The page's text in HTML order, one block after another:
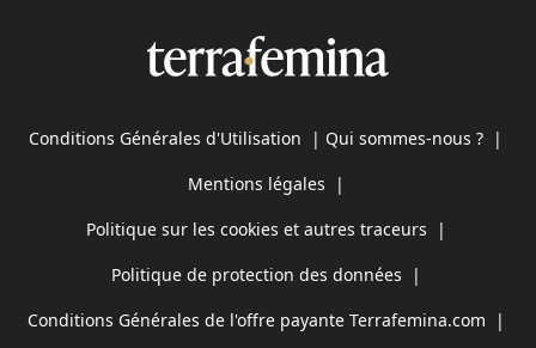
Conditions Générales d'Utilisation | Qui sommes-nous ? |
Mentions légales |
Politique sur les cookies et autres traceurs |
Politique de protection des données |
Conditions Générales de l'offre payante Terrafemina.com |